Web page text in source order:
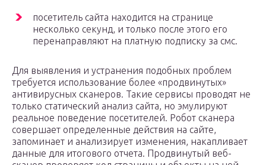
посетитель сайта находится на странице
несколько секунд, и только после этого его
перенаправляют на платную подписку за смс.
Для выявления и устранения подобных проблем
требуется использование более «продвинутых»
антивирусных сканеров. Такие сервисы проводят не
только статический анализ сайта, но эмулируют
реальное поведение посетителей. Робот сканера
совершает определенные действия на сайте,
запоминает и анализирует изменения, накапливает
данные для итогового отчета. Продвинутый веб-